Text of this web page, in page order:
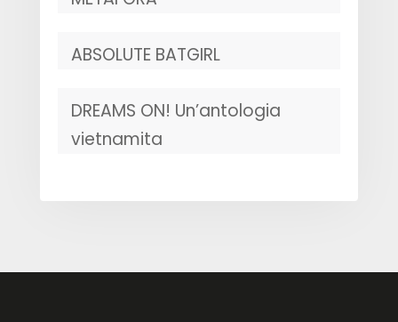
ABSOLUTE BATGIRL
DREAMS ON! Un’antologia
vietnamita